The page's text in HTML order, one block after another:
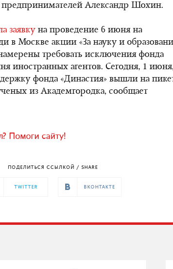
Александр Шохин.
заявку на проведение 6 июня на
в Москве акции «За науку и
требовать исключения фонда
иностранных агентов. Сегодня, 1
фонда «Династия» вышли на
из Академгородка, сообщает
Помоги сайту!
ПОДЕЛИТЬСЯ ССЫЛКОЙ / SHARE
TWITTER ВКОНТАКТЕ